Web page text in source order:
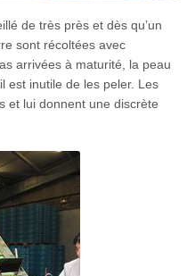
de très près et dès qu’un
sont récoltées avec
arrivées à maturité, la peau
est inutile de les peler. Les
et lui donnent une discrète